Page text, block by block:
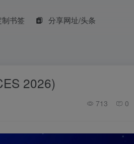
书签 分享网址/头条
2026)
713 0